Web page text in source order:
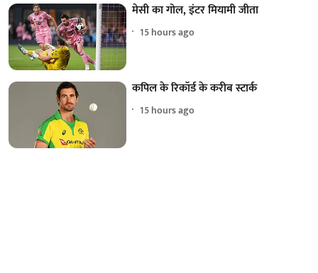
मेसी का गोल, इंटर मियामी जीता
15 hours ago
कपिल के रिकॉर्ड के करीब स्टार्क
15 hours ago